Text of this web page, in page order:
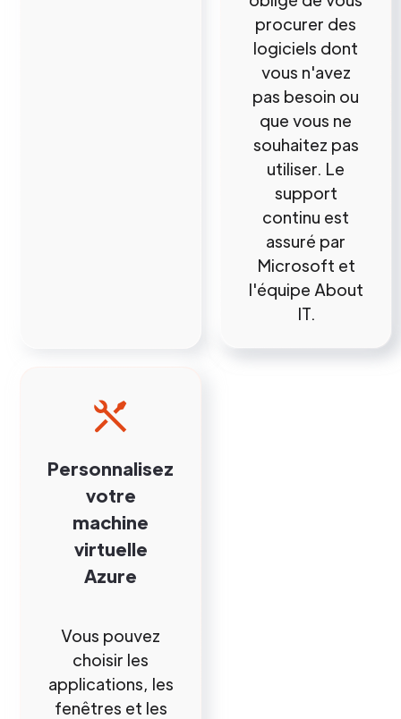
Personnalisez
votre
machine
virtuelle
Azure
Vous pouvez
choisir les
applications, les
fenêtres et les
procurer des
logiciels dont
vous n'avez
pas besoin ou
que vous ne
souhaitez pas
utiliser. Le
support
continu est
assuré par
Microsoft et
l'équipe About
IT.